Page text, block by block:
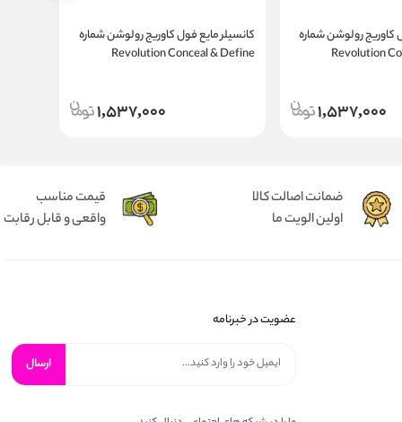
کاوریج رولوشن شماره
Revolution
1,537,000
کانسیلر مایع فول کاوریج رولوشن شماره
Revolution Conceal & Define
1,537,000
ضمانت اصالت کالا
اولین الویت ما
قیمت مناسب
واقعی و قابل رقابت
عضویت در خبرنامه
ارسال